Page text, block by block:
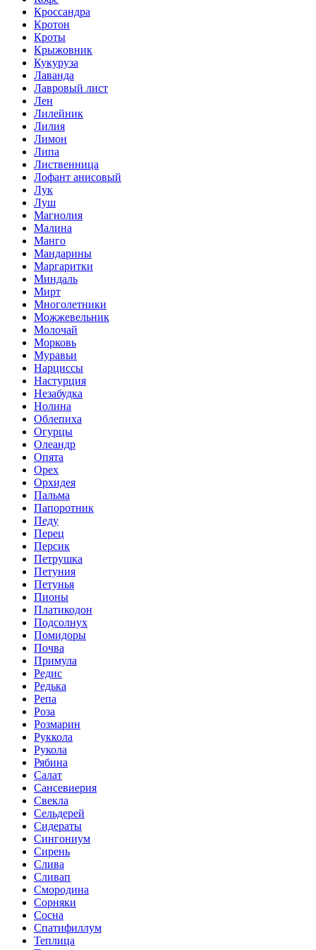
Кроссандра
Кротон
Кроты
Крыжовник
Кукуруза
Лаванда
Лавровый лист
Лен
Лилейник
Лилия
Лимон
Липа
Лиственница
Лофант анисовый
Лук
Луш
Магнолия
Малина
Манго
Мандарины
Маргаритки
Миндаль
Мирт
Многолетники
Можжевельник
Молочай
Морковь
Муравьи
Нарциссы
Настурция
Незабудка
Нолина
Облепиха
Огурцы
Олеандр
Опята
Орех
Орхидея
Пальма
Папоротник
Педу
Перец
Персик
Петрушка
Петуния
Петунья
Пионы
Платикодон
Подсолнух
Помидоры
Почва
Примула
Редис
Редька
Репа
Роза
Розмарин
Руккола
Рукола
Рябина
Салат
Сансевиерия
Свекла
Сельдерей
Сидераты
Сингониум
Сирень
Слива
Сливап
Смородина
Сорняки
Сосна
Спатифиллум
Теплица